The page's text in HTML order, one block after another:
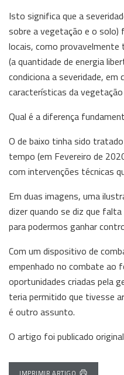
Isto significa que a
sobre a vegetação e o
locais, como
(a quantidade de energia
condiciona a severidade, em
características da
Qual é a diferença
O de baixo tinha sido
tempo (em Fevereiro de
com intervenções técnicas
Em duas imagens, uma
dizer quando se diz que
para podermos ganhar
Com um dispositivo de
empenhado no combate
oportunidades criadas pela
teria permitido que tivesse
é outro assunto.
O artigo foi publicado
IMPRIMIR ARTIGO